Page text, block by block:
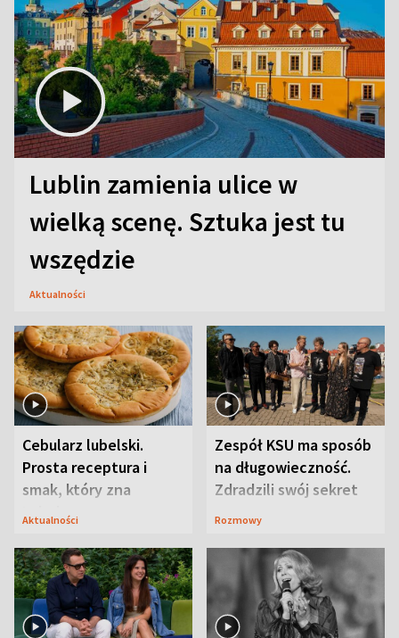
Lublin zamienia ulice w
wielką scenę. Sztuka jest tu
wszędzie
Aktualności
Cebularz lubelski.
Prosta receptura i
smak, który zna
Lubelszczyzna
Aktualności
Zespół KSU ma sposób
na długowieczność.
Zdradzili swój sekret
Rozmowy